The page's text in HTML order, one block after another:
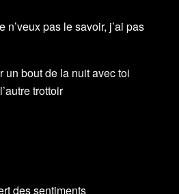
pas le savoir, j’ai pas
un bout de la nuit avec toi
trottoir
des sentiments